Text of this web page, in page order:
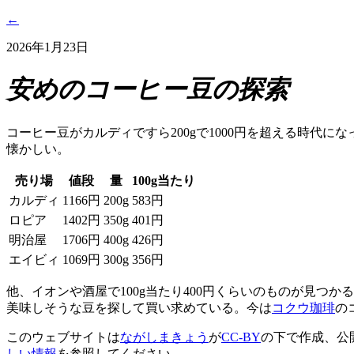
←
2026年1月23日
安めのコーヒー豆の探索
コーヒー豆がカルディですら200gで1000円を超える時代に
懐かしい。
売り場 値段 量
100g当たり
カルディ 1166円 200g 583円
ロピア
1402円 350g 401円
明治屋
1706円 400g 426円
エイビィ 1069円 300g 356円
他、イオンや酒屋で100g当たり400円くらいのものが見つか
美味しそうな豆を探して買い求めている。今はコクウ珈琲の
このウェブサイトはながしまきょう がCC-BYの下で作成、公